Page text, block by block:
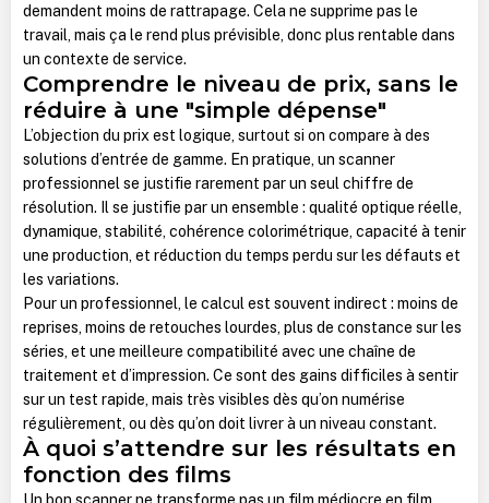
demandent moins de rattrapage. Cela ne supprime pas le
travail, mais ça le rend plus prévisible, donc plus rentable dans
un contexte de service.
Comprendre le niveau de prix, sans le
réduire à une "simple dépense"
L’objection du prix est logique, surtout si on compare à des
solutions d’entrée de gamme. En pratique, un scanner
professionnel se justifie rarement par un seul chiffre de
résolution. Il se justifie par un ensemble : qualité optique réelle,
dynamique, stabilité, cohérence colorimétrique, capacité à tenir
une production, et réduction du temps perdu sur les défauts et
les variations.
Pour un professionnel, le calcul est souvent indirect : moins de
reprises, moins de retouches lourdes, plus de constance sur les
séries, et une meilleure compatibilité avec une chaîne de
traitement et d’impression. Ce sont des gains difficiles à sentir
sur un test rapide, mais très visibles dès qu’on numérise
régulièrement, ou dès qu’on doit livrer à un niveau constant.
À quoi s’attendre sur les résultats en
fonction des films
Un bon scanner ne transforme pas un film médiocre en film